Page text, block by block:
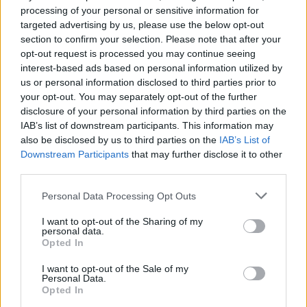
processing of your personal or sensitive information for
targeted advertising by us, please use the below opt-out
section to confirm your selection. Please note that after your
opt-out request is processed you may continue seeing
interest-based ads based on personal information utilized by
us or personal information disclosed to third parties prior to
your opt-out. You may separately opt-out of the further
disclosure of your personal information by third parties on the
IAB’s list of downstream participants. This information may
also be disclosed by us to third parties on the IAB’s List of
Downstream Participants that may further disclose it to other
Personal Data Processing Opt Outs
I want to opt-out of the Sharing of my
personal data.
Opted In
I want to opt-out of the Sale of my
Personal Data.
Opted In
Αυστηρό μήνυμα Χαρδαλιά: «Καμία
στις πληγείσες από τις πυρκαγιές περιοχές της
Αττικής»
ΔΗΜΟΦΙΛΗ
Ειδικό Χωροταξικό για τον Τουρισμό: Οι νέοι
για επενδύσεις και νησιά
08/08/2026
Evening Report στο One Channel: Ρενάτο Λέκκα,
Γιώργος Μουρούτης, Μαρία Καρακλιούμη
08/08/2026
Τουρκία για το ειδικό χωροταξικό πλαίσιο για τον
τουρισμό: «Δεν δημιουργεί καμία νομική συνέπεια»
08/08/2026
08/08/2026
Ο Τραμπ προσφεύγει στο Ανώτατο Δικαστήριο: